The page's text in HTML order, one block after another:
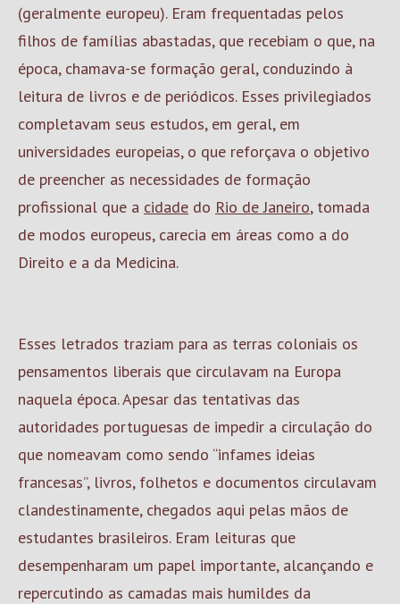
(geralmente europeu). Eram frequentadas pelos
filhos de famílias abastadas, que recebiam o que, na
época, chamava-se formação geral, conduzindo à
leitura de livros e de periódicos. Esses privilegiados
completavam seus estudos, em geral, em
universidades europeias, o que reforçava o objetivo
de preencher as necessidades de formação
profissional que a cidade do Rio de Janeiro, tomada
de modos europeus, carecia em áreas como a do
Direito e a da Medicina.
Esses letrados traziam para as terras coloniais os
pensamentos liberais que circulavam na Europa
naquela época. Apesar das tentativas das
autoridades portuguesas de impedir a circulação do
que nomeavam como sendo “infames ideias
francesas”, livros, folhetos e documentos circulavam
clandestinamente, chegados aqui pelas mãos de
estudantes brasileiros. Eram leituras que
desempenharam um papel importante, alcançando e
repercutindo as camadas mais humildes da